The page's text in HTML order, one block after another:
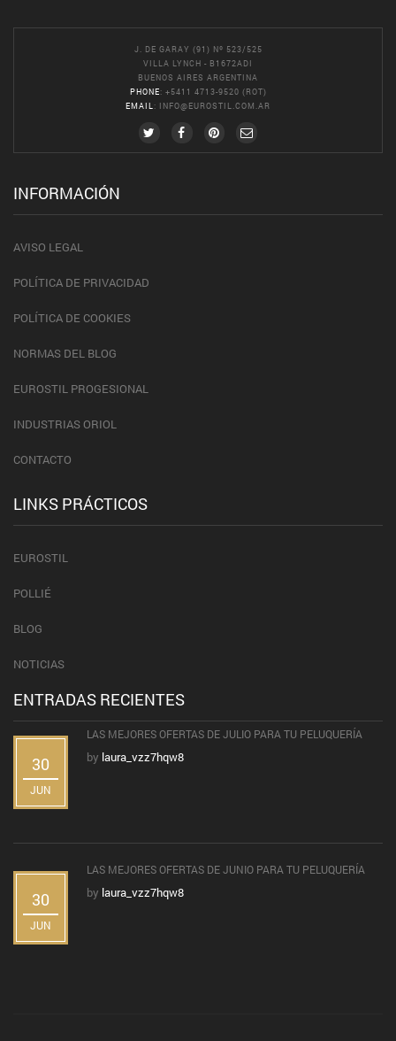
J. DE GARAY (91) Nº 523/525
VILLA LYNCH - B1672ADI
BUENOS AIRES ARGENTINA
PHONE: +5411 4713-9520 (ROT)
EMAIL : INFO@EUROSTIL.COM.AR
INFORMACIÓN
AVISO LEGAL
POLÍTICA DE PRIVACIDAD
POLÍTICA DE COOKIES
NORMAS DEL BLOG
EUROSTIL PROGESIONAL
INDUSTRIAS ORIOL
CONTACTO
LINKS PRÁCTICOS
EUROSTIL
POLLIÉ
BLOG
NOTICIAS
ENTRADAS RECIENTES
30
JUN
LAS MEJORES OFERTAS DE JULIO PARA TU PELUQUERÍA
by laura_vzz7hqw8
30
JUN
LAS MEJORES OFERTAS DE JUNIO PARA TU PELUQUERÍA
by laura_vzz7hqw8